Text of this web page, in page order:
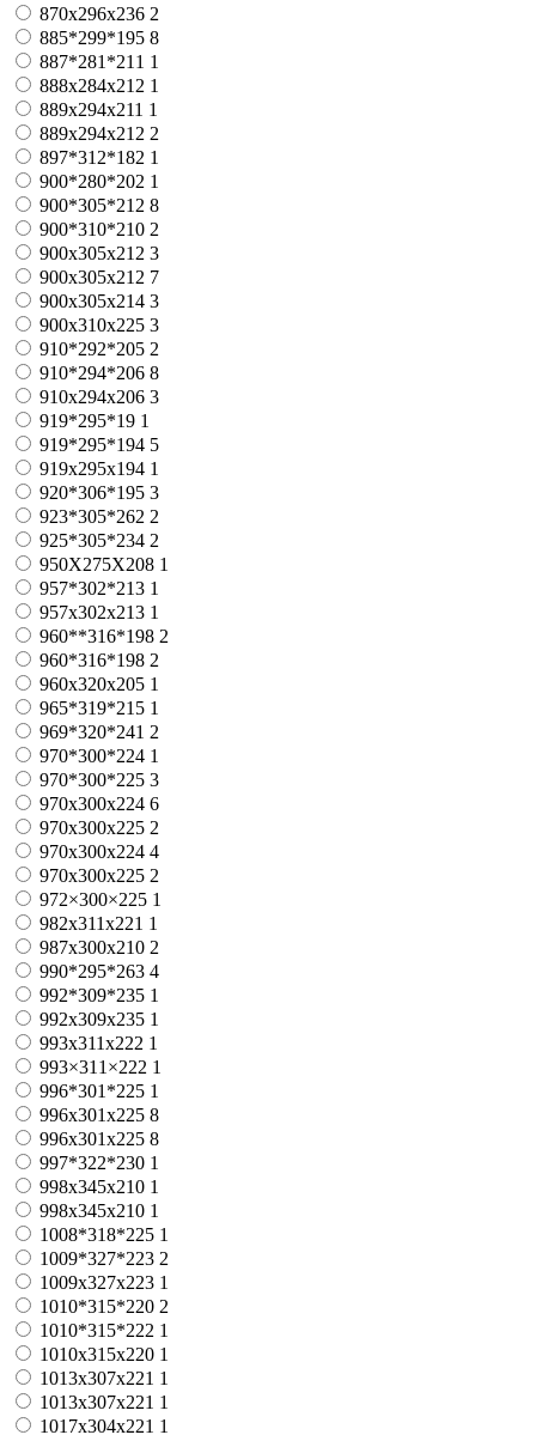
870х296х236 2
885*299*195 8
887*281*211 1
888x284x212 1
889x294x211 1
889х294х212 2
897*312*182 1
900*280*202 1
900*305*212 8
900*310*210 2
900x305x212 3
900х305х212 7
900х305х214 3
900х310х225 3
910*292*205 2
910*294*206 8
910x294x206 3
919*295*19 1
919*295*194 5
919х295х194 1
920*306*195 3
923*305*262 2
925*305*234 2
950X275X208 1
957*302*213 1
957x302x213 1
960**316*198 2
960*316*198 2
960x320x205 1
965*319*215 1
969*320*241 2
970*300*224 1
970*300*225 3
970x300x224 6
970x300x225 2
970х300х224 4
970х300х225 2
972×300×225 1
982x311x221 1
987x300x210 2
990*295*263 4
992*309*235 1
992х309х235 1
993x311x222 1
993×311×222 1
996*301*225 1
996x301x225 8
996х301х225 8
997*322*230 1
998x345x210 1
998х345х210 1
1008*318*225 1
1009*327*223 2
1009х327х223 1
1010*315*220 2
1010*315*222 1
1010x315x220 1
1013x307x221 1
1013х307х221 1
1017x304x221 1